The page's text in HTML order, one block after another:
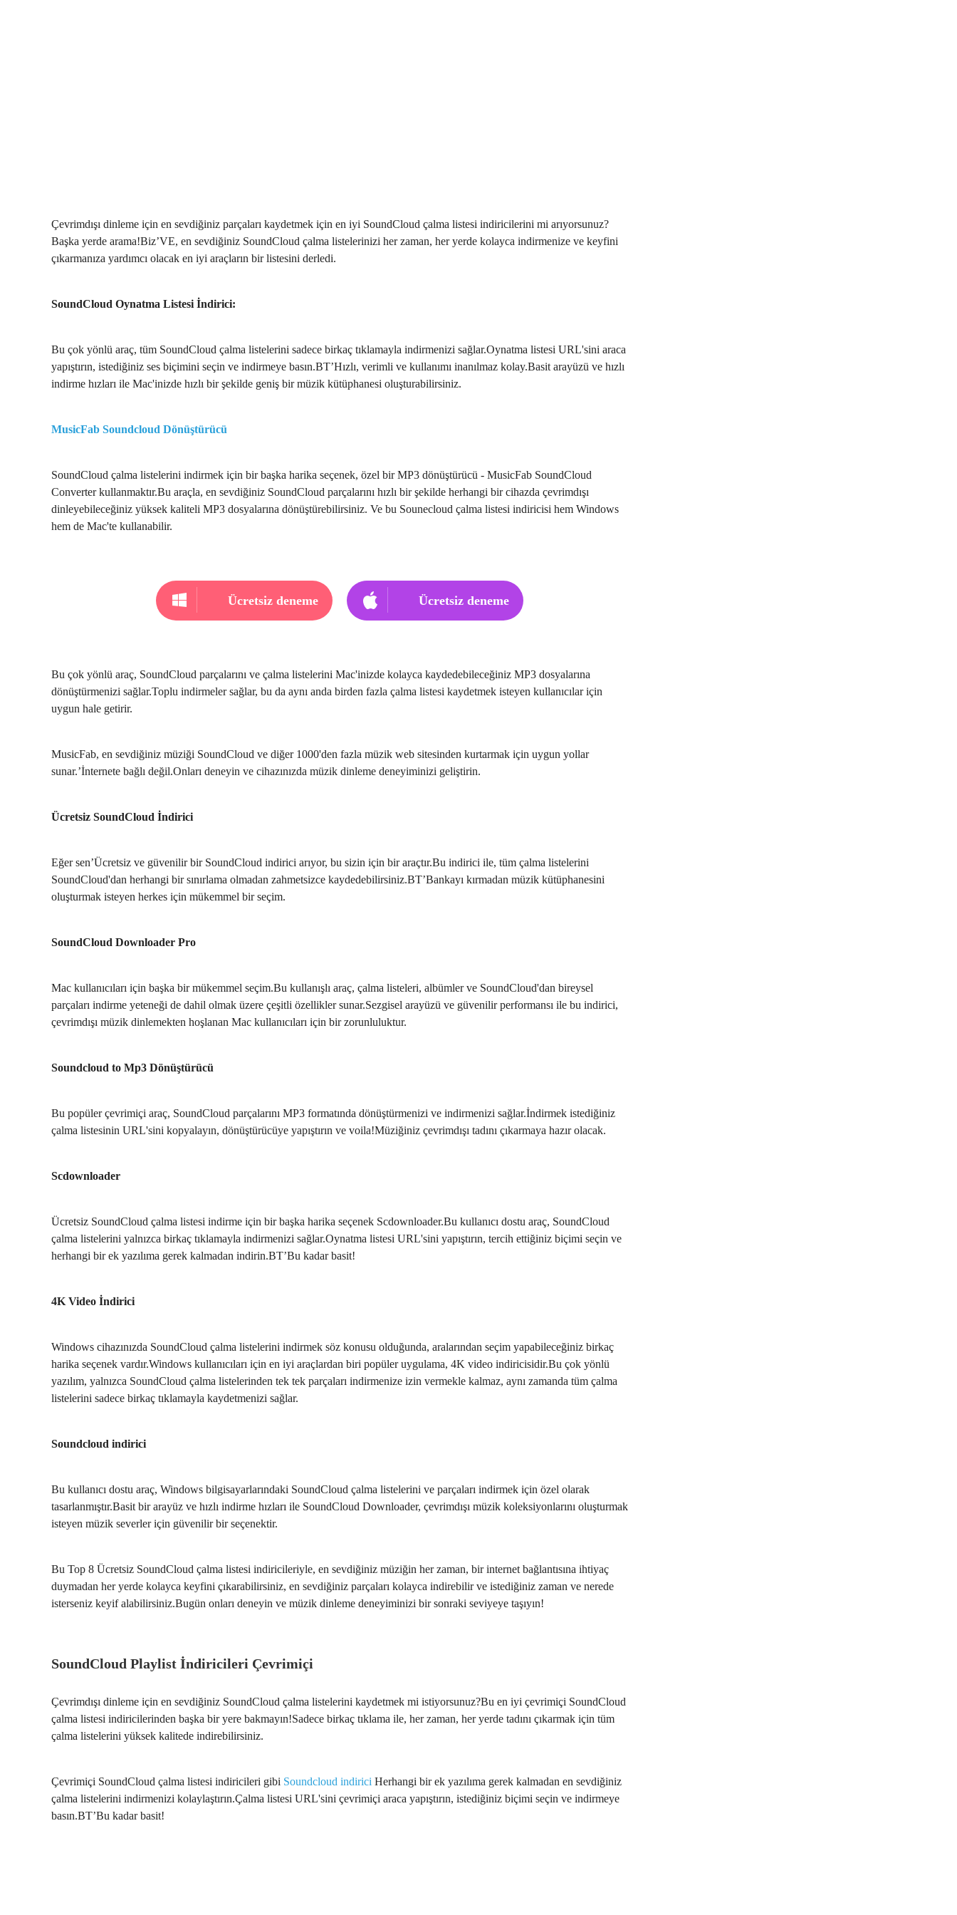
Çevrimdışı dinleme için en sevdiğiniz parçaları kaydetmek için en iyi SoundCloud çalma listesi indiricilerini mi arıyorsunuz?
Başka yerde arama!Biz’VE, en sevdiğiniz SoundCloud çalma listelerinizi her zaman, her yerde kolayca indirmenize ve keyfini
çıkarmanıza yardımcı olacak en iyi araçların bir listesini derledi.
SoundCloud Oynatma Listesi İndirici:
Bu çok yönlü araç, tüm SoundCloud çalma listelerini sadece birkaç tıklamayla indirmenizi sağlar.Oynatma listesi URL'sini araca
yapıştırın, istediğiniz ses biçimini seçin ve indirmeye basın.BT’Hızlı, verimli ve kullanımı inanılmaz kolay.Basit arayüzü ve hızlı
indirme hızları ile Mac'inizde hızlı bir şekilde geniş bir müzik kütüphanesi oluşturabilirsiniz.
MusicFab Soundcloud Dönüştürücü
SoundCloud çalma listelerini indirmek için bir başka harika seçenek, özel bir MP3 dönüştürücü - MusicFab SoundCloud
Converter kullanmaktır.Bu araçla, en sevdiğiniz SoundCloud parçalarını hızlı bir şekilde herhangi bir cihazda çevrimdışı
dinleyebileceğiniz yüksek kaliteli MP3 dosyalarına dönüştürebilirsiniz. Ve bu Sounecloud çalma listesi indiricisi hem Windows
hem de Mac'te kullanabilir.
Ücretsiz deneme Ücretsiz deneme
Bu çok yönlü araç, SoundCloud parçalarını ve çalma listelerini Mac'inizde kolayca kaydedebileceğiniz MP3 dosyalarına
dönüştürmenizi sağlar.Toplu indirmeler sağlar, bu da aynı anda birden fazla çalma listesi kaydetmek isteyen kullanıcılar için
uygun hale getirir.
MusicFab, en sevdiğiniz müziği SoundCloud ve diğer 1000'den fazla müzik web sitesinden kurtarmak için uygun yollar
sunar.’İnternete bağlı değil.Onları deneyin ve cihazınızda müzik dinleme deneyiminizi geliştirin.
Ücretsiz SoundCloud İndirici
Eğer sen’Ücretsiz ve güvenilir bir SoundCloud indirici arıyor, bu sizin için bir araçtır.Bu indirici ile, tüm çalma listelerini
SoundCloud'dan herhangi bir sınırlama olmadan zahmetsizce kaydedebilirsiniz.BT’Bankayı kırmadan müzik kütüphanesini
oluşturmak isteyen herkes için mükemmel bir seçim.
SoundCloud Downloader Pro
Mac kullanıcıları için başka bir mükemmel seçim.Bu kullanışlı araç, çalma listeleri, albümler ve SoundCloud'dan bireysel
parçaları indirme yeteneği de dahil olmak üzere çeşitli özellikler sunar.Sezgisel arayüzü ve güvenilir performansı ile bu indirici,
çevrimdışı müzik dinlemekten hoşlanan Mac kullanıcıları için bir zorunluluktur.
Soundcloud to Mp3 Dönüştürücü
Bu popüler çevrimiçi araç, SoundCloud parçalarını MP3 formatında dönüştürmenizi ve indirmenizi sağlar.İndirmek istediğiniz
çalma listesinin URL'sini kopyalayın, dönüştürücüye yapıştırın ve voila!Müziğiniz çevrimdışı tadını çıkarmaya hazır olacak.
Scdownloader
Ücretsiz SoundCloud çalma listesi indirme için bir başka harika seçenek Scdownloader.Bu kullanıcı dostu araç, SoundCloud
çalma listelerini yalnızca birkaç tıklamayla indirmenizi sağlar.Oynatma listesi URL'sini yapıştırın, tercih ettiğiniz biçimi seçin ve
herhangi bir ek yazılıma gerek kalmadan indirin.BT’Bu kadar basit!
4K Video İndirici
Windows cihazınızda SoundCloud çalma listelerini indirmek söz konusu olduğunda, aralarından seçim yapabileceğiniz birkaç
harika seçenek vardır.Windows kullanıcıları için en iyi araçlardan biri popüler uygulama, 4K video indiricisidir.Bu çok yönlü
yazılım, yalnızca SoundCloud çalma listelerinden tek tek parçaları indirmenize izin vermekle kalmaz, aynı zamanda tüm çalma
listelerini sadece birkaç tıklamayla kaydetmenizi sağlar.
Soundcloud indirici
Bu kullanıcı dostu araç, Windows bilgisayarlarındaki SoundCloud çalma listelerini ve parçaları indirmek için özel olarak
tasarlanmıştır.Basit bir arayüz ve hızlı indirme hızları ile SoundCloud Downloader, çevrimdışı müzik koleksiyonlarını oluşturmak
isteyen müzik severler için güvenilir bir seçenektir.
Bu Top 8 Ücretsiz SoundCloud çalma listesi indiricileriyle, en sevdiğiniz müziğin her zaman, bir internet bağlantısına ihtiyaç
duymadan her yerde kolayca keyfini çıkarabilirsiniz, en sevdiğiniz parçaları kolayca indirebilir ve istediğiniz zaman ve nerede
isterseniz keyif alabilirsiniz.Bugün onları deneyin ve müzik dinleme deneyiminizi bir sonraki seviyeye taşıyın!
SoundCloud Playlist İndiricileri Çevrimiçi
Çevrimdışı dinleme için en sevdiğiniz SoundCloud çalma listelerini kaydetmek mi istiyorsunuz?Bu en iyi çevrimiçi SoundCloud
çalma listesi indiricilerinden başka bir yere bakmayın!Sadece birkaç tıklama ile, her zaman, her yerde tadını çıkarmak için tüm
çalma listelerini yüksek kalitede indirebilirsiniz.
Çevrimiçi SoundCloud çalma listesi indiricileri gibi Soundcloud indirici Herhangi bir ek yazılıma gerek kalmadan en sevdiğiniz
çalma listelerini indirmenizi kolaylaştırın.Çalma listesi URL'sini çevrimiçi araca yapıştırın, istediğiniz biçimi seçin ve indirmeye
basın.BT’Bu kadar basit!